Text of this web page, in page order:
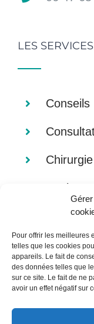
Pour offrir les meilleures
telles que les cookies
appareils. Le fait de
des données telles que
sur ce site. Le fait de ne
avoir un effet négatif sur
LES
Conseils
Chirurgie
Analyses
Imagerie